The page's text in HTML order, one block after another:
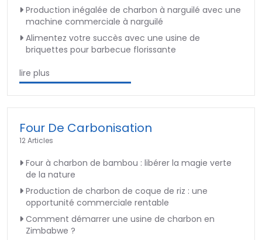
Production inégalée de charbon à narguilé avec une
machine commerciale à narguilé
Alimentez votre succès avec une usine de
briquettes pour barbecue florissante
lire plus
Four De Carbonisation
12 Articles
Four à charbon de bambou : libérer la magie verte
de la nature
Production de charbon de coque de riz : une
opportunité commerciale rentable
Comment démarrer une usine de charbon en
Zimbabwe ?